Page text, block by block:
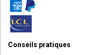
Conseils pratiques